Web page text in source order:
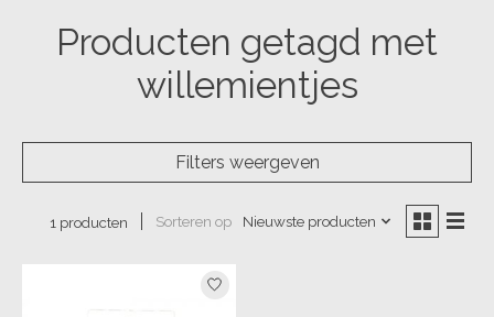
Producten getagd met
willemientjes
Filters weergeven
1 producten Sorteren op Nieuwste producten